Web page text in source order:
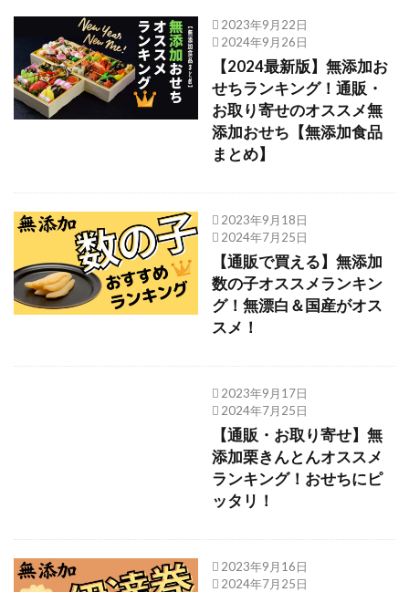
2023年9月22日
2024年9月26日
【2024最新版】無添加お
せちランキング！通販・
お取り寄せのオススメ無
添加おせち【無添加食品
まとめ】
2023年9月18日
2024年7月25日
【通販で買える】無添加
数の子オススメランキン
グ！無漂白＆国産がオス
スメ！
2023年9月17日
2024年7月25日
【通販・お取り寄せ】無
添加栗きんとんオススメ
ランキング！おせちにピ
ッタリ！
2023年9月16日
2024年7月25日